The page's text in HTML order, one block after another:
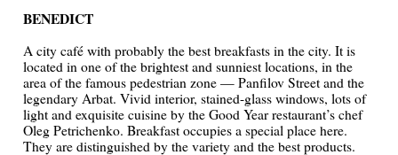
BENEDICT
A city café with probably the best breakfasts in the city. It is
located in one of the brightest and sunniest locations, in the
area of the famous pedestrian zone — Panfilov Street and the
legendary Arbat. Vivid interior, stained-glass windows, lots of
light and exquisite cuisine by the Good Year restaurant’s chef
Oleg Petrichenko. Breakfast occupies a special place here.
They are distinguished by the variety and the best products.